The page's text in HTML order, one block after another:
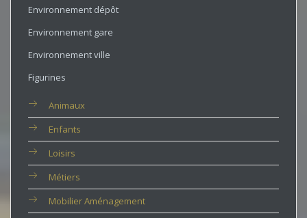
Environnement dépôt
Environnement gare
Environnement ville
Figurines
Animaux
Enfants
Loisirs
Métiers
Mobilier Aménagement